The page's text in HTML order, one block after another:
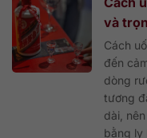
và
Cách
đến
dòng
tương
dài,
bằng ly